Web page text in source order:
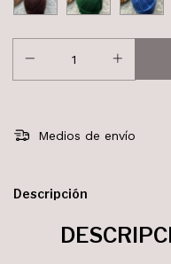
Medios de envío
Descripción